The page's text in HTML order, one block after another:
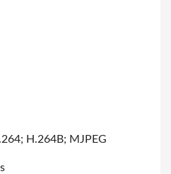
H.264B; MJPEG